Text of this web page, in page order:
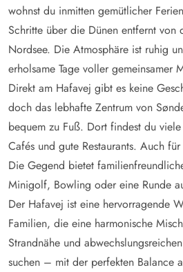
wohnst du inmitten gemütlicher
Schritte über die Dünen entfernt von
Nordsee. Die Atmosphäre ist ruhig
erholsame Tage voller gemeinsamer
Direkt am Hafavej gibt es keine
doch das lebhafte Zentrum von
bequem zu Fuß. Dort findest du
Cafés und gute Restaurants. Auch
Die Gegend bietet
Minigolf, Bowling oder eine Runde
Der Hafavej ist eine hervorragende
Familien, die eine harmonische
Strandnähe und
suchen – mit der perfekten Balance